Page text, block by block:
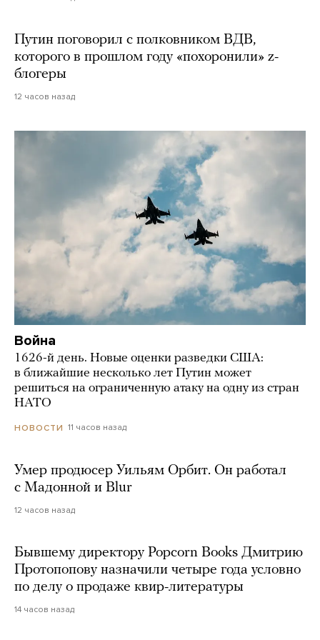
Путин поговорил с полковником ВДВ,
которого в прошлом году «похоронили» z-
блогеры
12 часов назад
Война
1626-й день. Новые оценки разведки США:
в ближайшие несколько лет Путин может
решиться на ограниченную атаку на одну из стран
НАТО
НОВОСТИ 11 часов назад
Умер продюсер Уильям Орбит. Он работал
с Мадонной и Blur
12 часов назад
Бывшему директору Popcorn Books Дмитрию
Протопопову назначили четыре года условно
по делу о продаже квир-литературы
14 часов назад